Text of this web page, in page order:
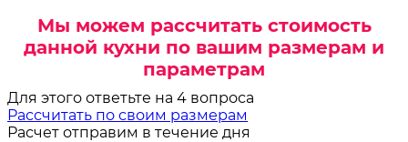
Мы можем рассчитать стоимость
данной кухни по вашим размерам и
параметрам
Для этого ответьте на 4 вопроса
Рассчитать по своим размерам
Расчет отправим в течение дня